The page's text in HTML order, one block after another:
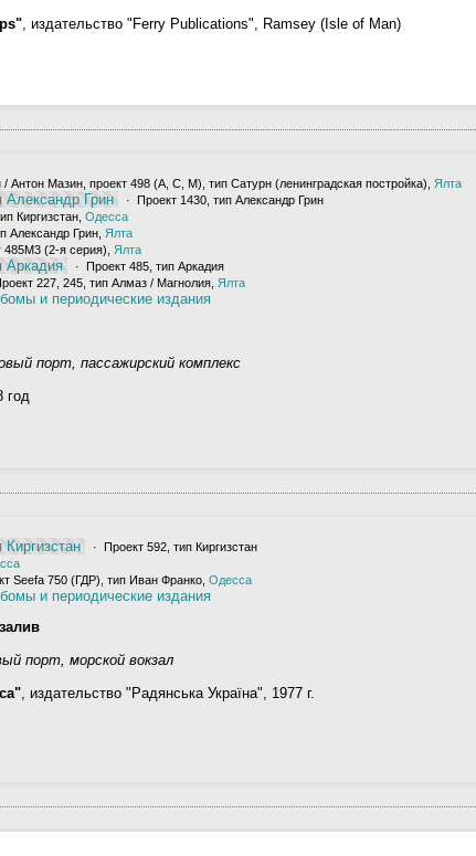
, издательство "Ferry Publications", Ramsey (Isle of Man)
Антон Мазин, проект 498 (А, С, М), тип Сатурн (ленинградская постройка), Ялта
Александр Грин · Проект 1430, тип Александр Грин
Киргизстан, Одесса
Александр Грин, Ялта
485М3 (2-я серия), Ялта
Аркадия · Проект 485, тип Аркадия
227, 245, тип Алмаз / Магнолия, Ялта
и периодические издания
порт, пассажирский комплекс
год
· Проект 592, тип Киргизстан
Seefa 750 (ГДР), тип Иван Франко, Одесса
и периодические издания
порт, морской вокзал
, издательство "Радянська Україна", 1977 г.